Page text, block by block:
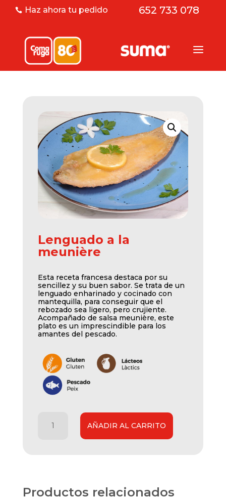
 Haz ahora tu pedido 652 733 078
Lenguado a la
meunière
Esta receta francesa destaca por su
sencillez y su buen sabor. Se trata de un
lenguado enharinado y cocinado con
mantequilla, para conseguir que el
rebozado sea ligero, pero crujiente.
Acompañado de salsa meunière, este
plato es un imprescindible para los
amantes del pescado.
AÑADIR AL CARRITO
Productos relacionados